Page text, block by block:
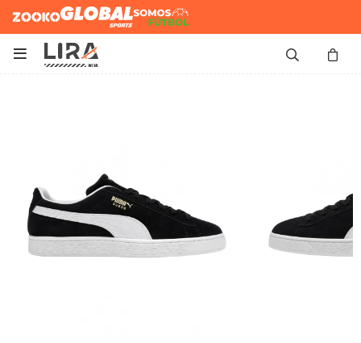
Zooko Global Sports
Somos
Futbol
